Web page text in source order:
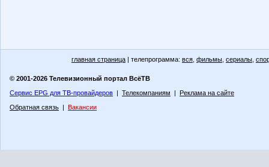
главная страница | телепрограмма: вся фильмы сериалы
© 2001-2026 Телевизионный портал ВсёТВ
Сервис EPG для ТВ-провайдеров | Телекомпаниям | Реклама на сайте
Обратная связь | Вакансии